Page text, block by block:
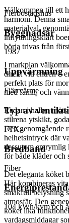
Välkommen till ett
harmoni. Denna
materialval,
inflyttningsklart
börja trivas från
I markplan
direkt vid entrén –
perfekt plats för
med familj och
Redan i hallen
stilrena ytskikt,
Den genomgående
helhetsintryck där
dessutom en
för både kläder och
Det eleganta köket
Här kombineras
smakfull belysning
atmosfär. Den
köket lika
vardagsmiddagar
Flerbostadshus
Byggnadsår
1987
Uppvärmning
Fjärrvärme
Typ av
FTX
Bredband
Fiber
104 kWh/kvm och